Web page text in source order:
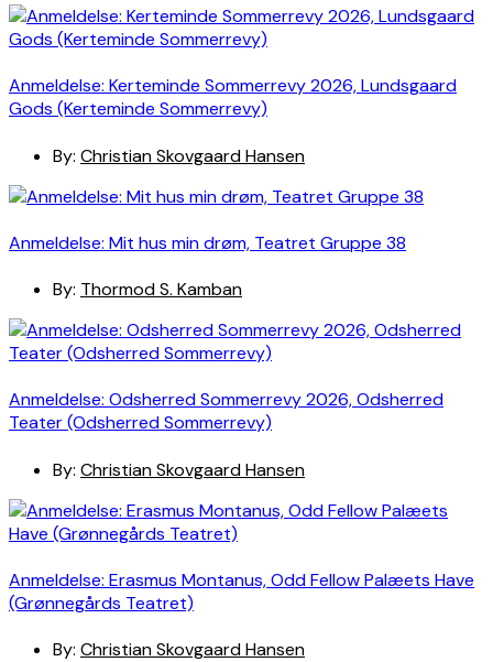
Anmeldelse: Kerteminde Sommerrevy 2026, Lundsgaard
Gods (Kerteminde Sommerrevy)
By: Christian Skovgaard Hansen
Anmeldelse: Mit hus min drøm, Teatret Gruppe 38
By: Thormod S. Kamban
Anmeldelse: Odsherred Sommerrevy 2026, Odsherred
Teater (Odsherred Sommerrevy)
By: Christian Skovgaard Hansen
Anmeldelse: Erasmus Montanus, Odd Fellow Palæets Have
(Grønnegårds Teatret)
By: Christian Skovgaard Hansen